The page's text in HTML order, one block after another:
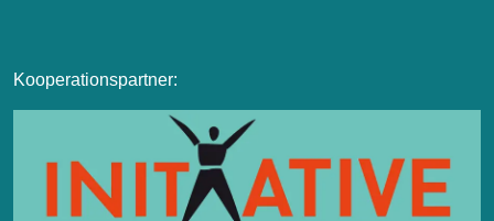
Kooperationspartner: